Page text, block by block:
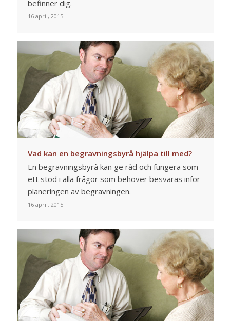
befinner dig.
16 april, 2015
Vad kan en begravningsbyrå hjälpa till med?
En begravningsbyrå kan ge råd och fungera som
ett stöd i alla frågor som behöver besvaras inför
planeringen av begravningen.
16 april, 2015